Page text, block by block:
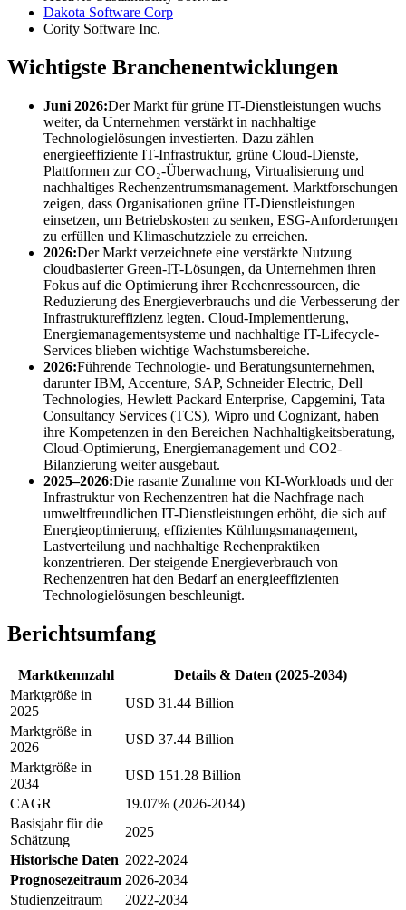
Dakota Software Corp
Cority Software Inc.
Wichtigste Branchenentwicklungen
Juni 2026:Der Markt für grüne IT-Dienstleistungen wuchs
weiter, da Unternehmen verstärkt in nachhaltige
Technologielösungen investierten. Dazu zählen
energieeffiziente IT-Infrastruktur, grüne Cloud-Dienste,
Plattformen zur CO₂-Überwachung, Virtualisierung und
nachhaltiges Rechenzentrumsmanagement. Marktforschungen
zeigen, dass Organisationen grüne IT-Dienstleistungen
einsetzen, um Betriebskosten zu senken, ESG-Anforderungen
zu erfüllen und Klimaschutzziele zu erreichen.
2026:Der Markt verzeichnete eine verstärkte Nutzung
cloudbasierter Green-IT-Lösungen, da Unternehmen ihren
Fokus auf die Optimierung ihrer Rechenressourcen, die
Reduzierung des Energieverbrauchs und die Verbesserung der
Infrastruktureffizienz legten. Cloud-Implementierung,
Energiemanagementsysteme und nachhaltige IT-Lifecycle-
Services blieben wichtige Wachstumsbereiche.
2026:Führende Technologie- und Beratungsunternehmen,
darunter IBM, Accenture, SAP, Schneider Electric, Dell
Technologies, Hewlett Packard Enterprise, Capgemini, Tata
Consultancy Services (TCS), Wipro und Cognizant, haben
ihre Kompetenzen in den Bereichen Nachhaltigkeitsberatung,
Cloud-Optimierung, Energiemanagement und CO2-
Bilanzierung weiter ausgebaut.
2025–2026:Die rasante Zunahme von KI-Workloads und der
Infrastruktur von Rechenzentren hat die Nachfrage nach
umweltfreundlichen IT-Dienstleistungen erhöht, die sich auf
Energieoptimierung, effizientes Kühlungsmanagement,
Lastverteilung und nachhaltige Rechenpraktiken
konzentrieren. Der steigende Energieverbrauch von
Rechenzentren hat den Bedarf an energieeffizienten
Technologielösungen beschleunigt.
Berichtsumfang
Marktkennzahl
Details & Daten (2025-2034)
Marktgröße in
2025
USD 31.44 Billion
Marktgröße in
2026
USD 37.44 Billion
Marktgröße in
2034
USD 151.28 Billion
CAGR
19.07% (2026-2034)
Basisjahr für die
Schätzung
2025
Historische Daten 2022-2024
Prognosezeitraum 2026-2034
Studienzeitraum
2022-2034